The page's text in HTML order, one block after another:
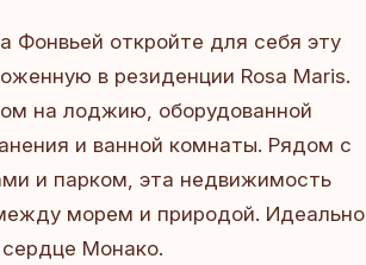
Фонвьей откройте для себя эту
в резиденции Rosa Maris.
на лоджию, оборудованной
и ванной комнаты. Рядом с
и парком, эта недвижимость
морем и природой. Идеально
Монако.